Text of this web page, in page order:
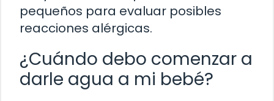
pequeños para evaluar posibles
reacciones alérgicas.
¿Cuándo debo comenzar a
darle agua a mi bebé?